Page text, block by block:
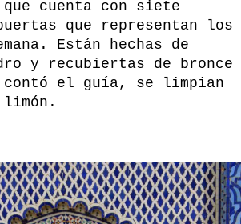
que cuenta con siete
que representan los
Están hechas de
y recubiertas de bronce
contó el guía, se limpian